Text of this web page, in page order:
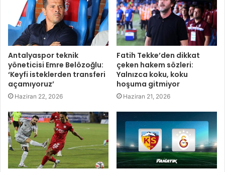
Antalyaspor teknik
yöneticisi Emre Belözoğlu:
‘Keyfi isteklerden transferi
açamıyoruz’
Haziran 22, 2026
Fatih Tekke’den dikkat
çeken hakem sözleri:
Yalnızca koku, koku
hoşuma gitmiyor
Haziran 21, 2026